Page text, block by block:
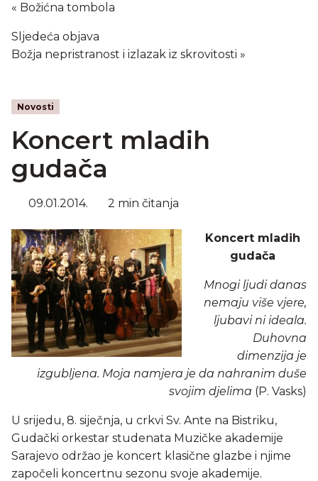
Božićna tombola
Sljedeća objava
Božja nepristranost i izlazak iz skrovitosti
Novosti
Koncert mladih
gudača
09.01.2014. 2 min čitanja
Koncert mladih
gudača
Mnogi ljudi danas
nemaju više vjere,
ljubavi ni ideala.
Duhovna
dimenzija je
izgubljena. Moja namjera je da nahranim duše
svojim djelima (P. Vasks)
U srijedu, 8. siječnja, u crkvi Sv. Ante na Bistriku,
Gudački orkestar studenata Muzičke akademije
Sarajevo održao je koncert klasične glazbe i njime
započeli koncertnu sezonu svoje akademije.